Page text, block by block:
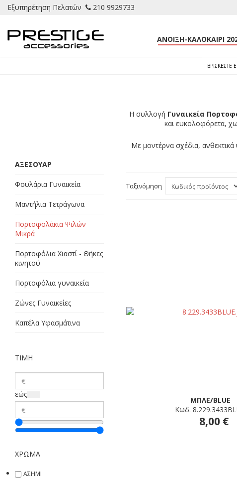
Εξυπηρέτηση Πελατών 210 9929733
ΑΝΟΙΞΗ-ΚΑΛΟΚΑΙΡΙ
ΒΡΊΣΚΕΣΤΕ
Η συλλογή Γυναικεία
και ευκολοφόρετα,
Με μοντέρνα σχέδια,
Ταξινόμηση
ΜΠΛΕ/BLUE
Κωδ.
8,00 €
ΑΞΕΣΟΥΑΡ
Φουλάρια Γυναικεία
Μαντήλια Τετράγωνα
Πορτοφολάκια Ψιλών
Μικρά
Πορτοφόλια Χιαστί - Θήκες
κινητού
Πορτοφόλια γυναικεία
Ζώνες Γυναικείες
Καπέλα Υφασμάτινα
ΤΙΜΗ
εώς
ΧΡΩΜΑ
ΑΣΗΜΙ